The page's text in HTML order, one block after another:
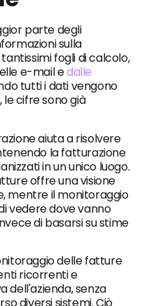
parte degli
sulla
fogli di calcolo,
e-mail edalle
tutti i dati vengono
cifre sono già
aiuta a risolvere
la fatturazione
in un unico luogo.
offre una visione
mentre il monitoraggio
vedere dove vanno
di basarsi su stime
delle fatture
ricorrenti e
dell'azienda, senza